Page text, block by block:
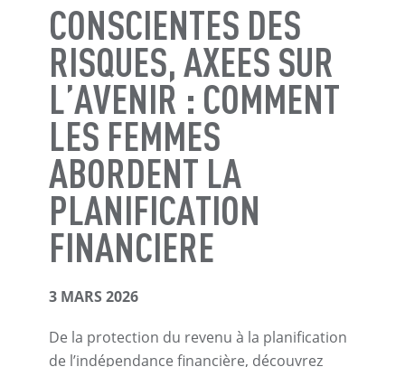
CONSCIENTES DES
RISQUES, AXEES SUR
L’AVENIR : COMMENT
LES FEMMES
ABORDENT LA
PLANIFICATION
FINANCIERE
3 MARS 2026
De la protection du revenu à la planification
de l’indépendance financière, découvrez